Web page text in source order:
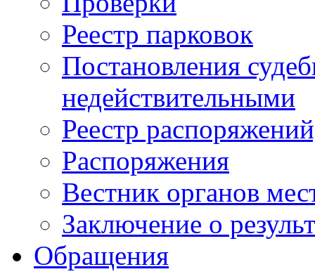
Реестр парковок
Постановления
недействительными
Реестр
Распоряжения
Вестник органов
Заключение о
Обращения